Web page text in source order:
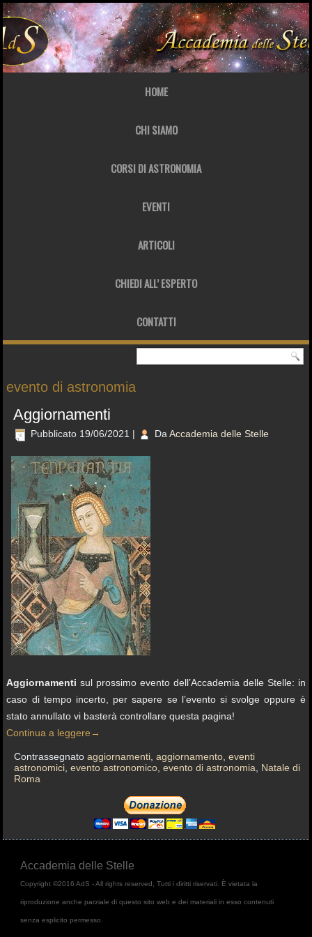
HOME
CHI SIAMO
CORSI DI ASTRONOMIA
EVENTI
ARTICOLI
CHIEDI ALL’ ESPERTO
CONTATTI
evento di astronomia
Aggiornamenti
Pubblicato 19/06/2021 | Da Accademia delle Stelle
Aggiornamenti sul prossimo evento dell’Accademia delle Stelle: in
caso di tempo incerto, per sapere se l’evento si svolge oppure è
stato annullato vi basterà controllare questa pagina!
Continua a leggere →
Contrassegnato aggiornamenti ,aggiornamento ,eventi
astronomici ,evento astronomico ,evento di astronomia
Natale di
Roma
Accademia delle Stelle
Copyright ©2016 AdS - All rights reserved, Tutti i diritti riservati. È vietata la
riproduzione anche parziale di questo sito web e dei materiali in esso contenuti
senza esplicito permesso.